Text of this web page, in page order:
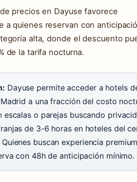
precios en Dayuse favorece
a quienes reservan con
alta, donde el descuento
de la tarifa nocturna.
Dayuse permite acceder a hotels
a una fracción del costo
escalas o parejas buscando
de 3-6 horas en hoteles del
buscan experiencia
con 48h de anticipación mínimo.